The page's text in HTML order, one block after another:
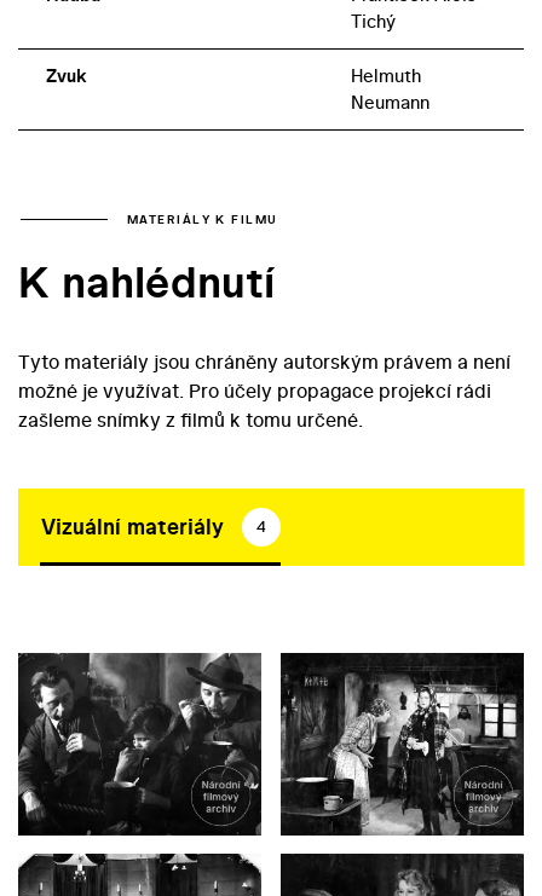
Tichý
Zvuk
Helmuth
Neumann
MATERIÁLY K FILMU
K nahlédnutí
Tyto materiály jsou chráněny autorským právem a není
možné je využívat. Pro účely propagace projekcí rádi
zašleme snímky z filmů k tomu určené.
Vizuální materiály 4